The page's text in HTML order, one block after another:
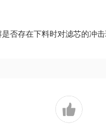
否存在下料时对滤芯的冲击